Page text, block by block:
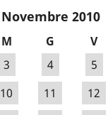
Novembre 2010
M G V
3 4 5
10 11 12